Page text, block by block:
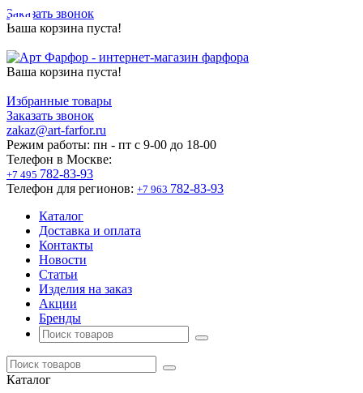
Заказать звонок
Ваша корзина пуста!
Ваша корзина пуста!
Избранные товары
Заказать звонок
zakaz@art-farfor.ru
Режим работы: пн - пт c 9-00 до 18-00
Телефон в Москве:
+7 495 782-83-93
Телефон для регионов: +7 963 782-83-93
Каталог
Доставка и оплата
Контакты
Новости
Статьи
Изделия на заказ
Акции
Бренды
Каталог